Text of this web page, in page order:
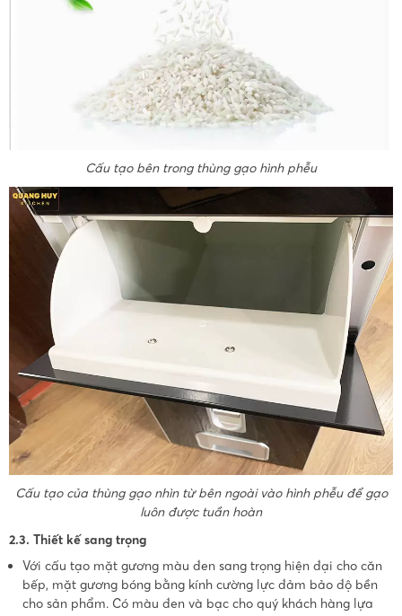
Cấu tạo bên trong thùng gạo hình phễu
Cấu tạo của thùng gạo nhìn từ bên ngoài vào hình phễu để gạo
luôn được tuần hoàn
2.3. Thiết kế sang trọng
Với cấu tạo mặt gương màu đen sang trọng hiện đại cho căn
bếp, mặt gương bóng bằng kính cường lực đảm bảo độ bền
cho sản phẩm. Có màu đen và bạc cho quý khách hàng lựa